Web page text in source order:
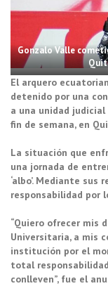
Gonzalo Valle
El arquero
detenido por una
a una unidad
fin de semana, en
La situación que
una jornada de
‘albo’. Mediante
responsabilidad por
“Quiero ofrecer mis
Universitaria, a mis
institución por el
total
conlleven”, fue el